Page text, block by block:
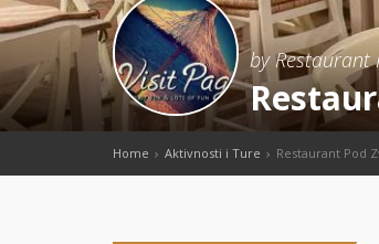
by Restaurant
Home Aktivnosti i Ture Restaurant Pod